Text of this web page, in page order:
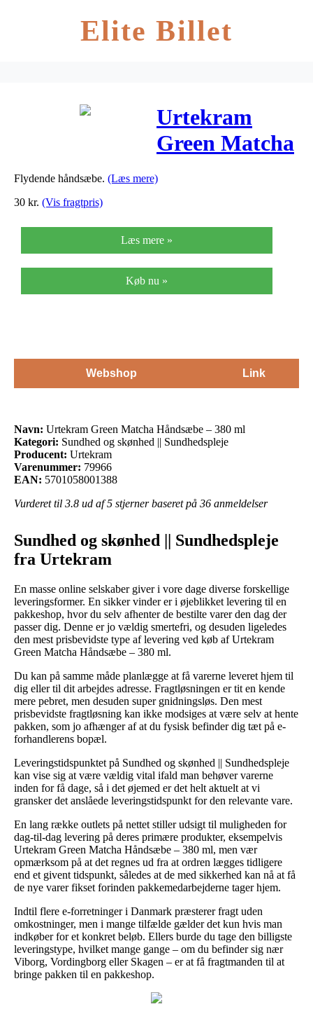
Elite Billet
Urtekram
Green Matcha
Håndsæbe –
Flydende håndsæbe. (Læs mere)
30 kr. (Vis fragtpris)
Læs mere »
Køb nu »
Webshop Link
Navn: Urtekram Green Matcha Håndsæbe – 380 ml
Kategori: Sundhed og skønhed || Sundhedspleje
Producent: Urtekram
Varenummer: 79966
EAN: 5701058001388
Vurderet til 3.8 ud af 5 stjerner baseret på 36 anmeldelser
Sundhed og skønhed || Sundhedspleje
fra Urtekram
En masse online selskaber giver i vore dage diverse forskellige
leveringsformer. En sikker vinder er i øjeblikket levering til en
pakkeshop, hvor du selv afhenter de bestilte varer den dag der
passer dig. Denne er jo vældig smertefri, og desuden ligeledes
den mest prisbevidste type af levering ved køb af Urtekram
Green Matcha Håndsæbe – 380 ml.
Du kan på samme måde planlægge at få varerne leveret hjem til
dig eller til dit arbejdes adresse. Fragtløsningen er tit en kende
mere pebret, men desuden super gnidningsløs. Den mest
prisbevidste fragtløsning kan ikke modsiges at være selv at hente
pakken, som jo afhænger af at du fysisk befinder dig tæt på e-
forhandlerens bopæl.
Leveringstidspunktet på Sundhed og skønhed || Sundhedspleje
kan vise sig at være vældig vital ifald man behøver varerne
inden for få dage, så i det øjemed er det helt aktuelt at vi
gransker det anslåede leveringstidspunkt for den relevante vare.
En lang række outlets på nettet stiller udsigt til muligheden for
dag-til-dag levering på deres primære produkter, eksempelvis
Urtekram Green Matcha Håndsæbe – 380 ml, men vær
opmærksom på at det regnes ud fra at ordren lægges tidligere
end et givent tidspunkt, således at de med sikkerhed kan nå at få
de nye varer fikset forinden pakkemedarbejderne tager hjem.
Indtil flere e-forretninger i Danmark præsterer fragt uden
omkostninger, men i mange tilfælde gælder det kun hvis man
indkøber for et konkret beløb. Ellers burde du tage den billigste
leveringstype, hvilket mange gange – om du befinder sig nær
Viborg, Vordingborg eller Skagen – er at få fragtmanden til at
bringe pakken til en pakkeshop.